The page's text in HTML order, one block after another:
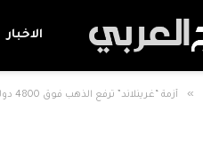
الاخبار
» أزمة “غرينلاند” ترفع الذهب فوق 4800 دولار للأوقية لأول مرة